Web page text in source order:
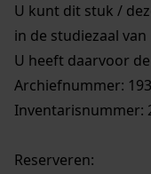
U kunt dit stuk /
in de studiezaal
U heeft daarvoor
Archiefnummer:
Inventarisnummer:
Reserveren: